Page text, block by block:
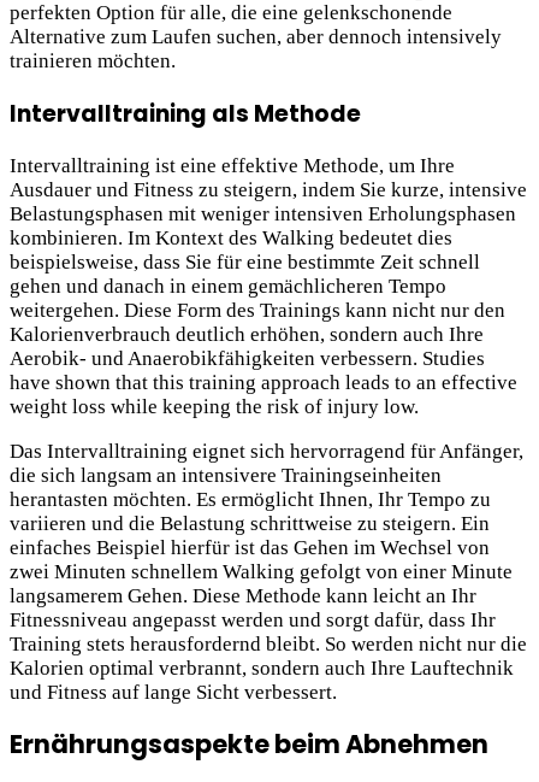
perfekten Option für alle, die eine gelenkschonende
Alternative zum Laufen suchen, aber dennoch intensively
trainieren möchten.
Intervalltraining als Methode
Intervalltraining ist eine effektive Methode, um Ihre
Ausdauer und Fitness zu steigern, indem Sie kurze, intensive
Belastungsphasen mit weniger intensiven Erholungsphasen
kombinieren. Im Kontext des Walking bedeutet dies
beispielsweise, dass Sie für eine bestimmte Zeit schnell
gehen und danach in einem gemächlicheren Tempo
weitergehen. Diese Form des Trainings kann nicht nur den
Kalorienverbrauch deutlich erhöhen, sondern auch Ihre
Aerobik- und Anaerobikfähigkeiten verbessern. Studies
have shown that this training approach leads to an effective
weight loss while keeping the risk of injury low.
Das Intervalltraining eignet sich hervorragend für Anfänger,
die sich langsam an intensivere Trainingseinheiten
herantasten möchten. Es ermöglicht Ihnen, Ihr Tempo zu
variieren und die Belastung schrittweise zu steigern. Ein
einfaches Beispiel hierfür ist das Gehen im Wechsel von
zwei Minuten schnellem Walking gefolgt von einer Minute
langsamerem Gehen. Diese Methode kann leicht an Ihr
Fitnessniveau angepasst werden und sorgt dafür, dass Ihr
Training stets herausfordernd bleibt. So werden nicht nur die
Kalorien optimal verbrannt, sondern auch Ihre Lauftechnik
und Fitness auf lange Sicht verbessert.
Ernährungsaspekte beim Abnehmen